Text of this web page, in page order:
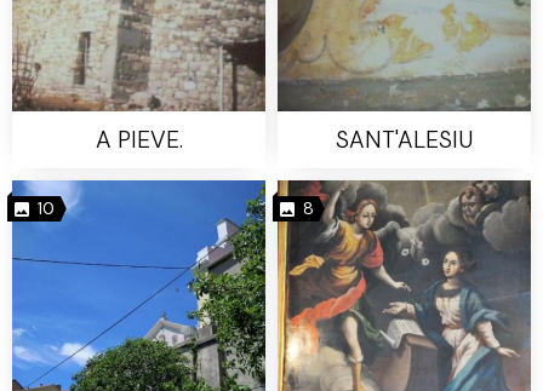
A PIEVE. SANT'ALESIU
10 8